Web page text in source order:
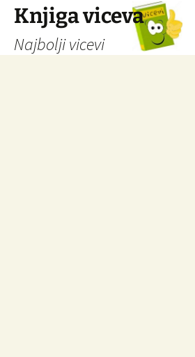
Knjiga viceva
Najbolji vicevi